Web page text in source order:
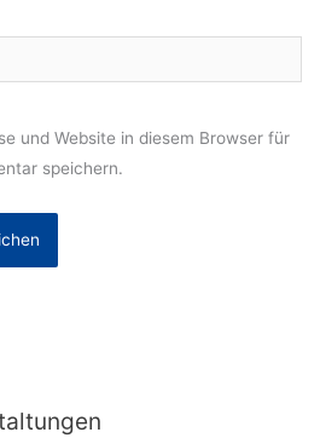
und Website in diesem Browser für
speichern.